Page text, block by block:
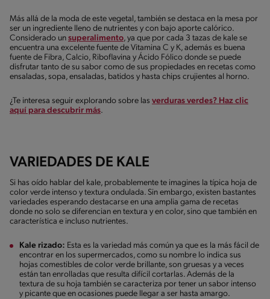
Más allá de la moda de este vegetal, también se destaca en la mesa por
ser un ingrediente lleno de nutrientes y con bajo aporte calórico.
Considerado un superalimento, ya que por cada 3 tazas de kale se
encuentra una excelente fuente de Vitamina C y K, además es buena
fuente de Fibra, Calcio, Riboflavina y Ácido Fólico donde se puede
disfrutar tanto de su sabor como de sus propiedades en recetas como
ensaladas, sopa, ensaladas, batidos y hasta chips crujientes al horno.
¿Te interesa seguir explorando sobre las verduras verdes? Haz clic
aquí para descubrir más.
VARIEDADES DE KALE
Si has oído hablar del kale, probablemente te imagines la típica hoja de
color verde intenso y textura ondulada. Sin embargo, existen bastantes
variedades esperando destacarse en una amplia gama de recetas
donde no solo se diferencian en textura y en color, sino que también en
característica e incluso nutrientes.
Kale rizado: Esta es la variedad más común ya que es la más fácil de
encontrar en los supermercados, como su nombre lo indica sus
hojas comestibles de color verde brillante, son gruesas y a veces
están tan enrolladas que resulta difícil cortarlas. Además de la
textura de su hoja también se caracteriza por tener un sabor intenso
y picante que en ocasiones puede llegar a ser hasta amargo.